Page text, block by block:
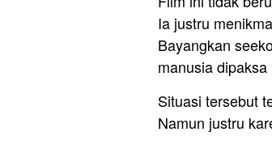
Ia justru
Bayangkan
manusia
Situasi tersebut
Namun justru